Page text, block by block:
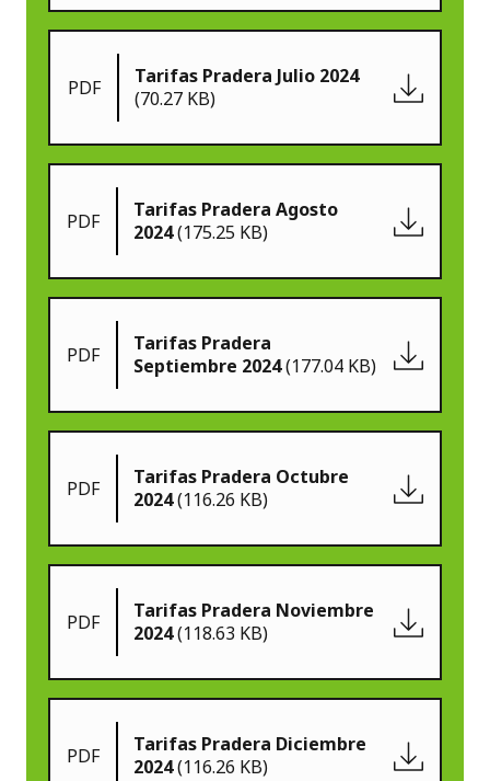
PDF
Tarifas Pradera Julio 2024
(70.27 KB)
PDF
Tarifas Pradera Agosto
2024(175.25 KB)
PDF
Tarifas Pradera
Septiembre 2024(177.04 KB)
PDF
Tarifas Pradera Octubre
2024(116.26 KB)
PDF
Tarifas Pradera Noviembre
2024(118.63 KB)
PDF
Tarifas Pradera Diciembre
2024(116.26 KB)